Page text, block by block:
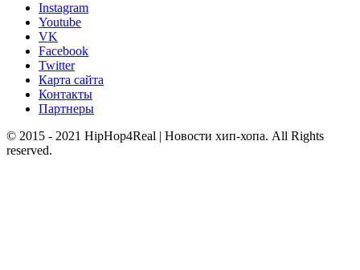
Instagram
Youtube
VK
Facebook
Twitter
Карта сайта
Контакты
Партнеры
© 2015 - 2021 HipHop4Real | Новости хип-хопа. All Rights
reserved.